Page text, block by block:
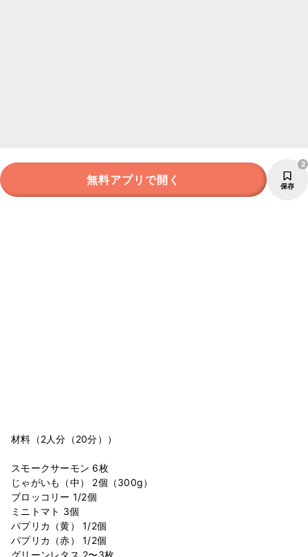
無料アプリで開く 保存
2
材料（2人分（20分））
スモークサーモン 6枚
じゃがいも（中） 2個（300g）
ブロッコリー 1/2個
ミニトマト 3個
パプリカ（黄） 1/2個
パプリカ（赤） 1/2個
グリーンレタス 2〜3枚